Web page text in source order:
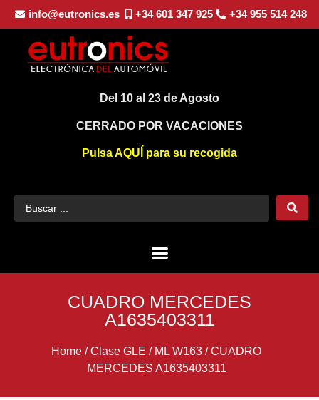
info@eutronics.es +34 601 347 925 +34 955 514 248
Del 10 al 23 de Agosto
CERRADO POR VACACIONES
Pulsa AQUÍ para su recogida
CUADRO MERCEDES
A1635403311
Home /Clase GLE / ML W163 /CUADRO
MERCEDES A1635403311